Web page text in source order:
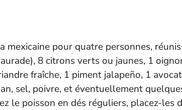
mexicaine pour quatre personnes,
8 citrons verts ou jaunes, 1
fraîche, 1 piment jalapeño, 1
sel, poivre, et éventuellement
le poisson en dés réguliers, placez-les